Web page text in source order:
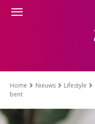
Home Nieuws Lifestyle
bent